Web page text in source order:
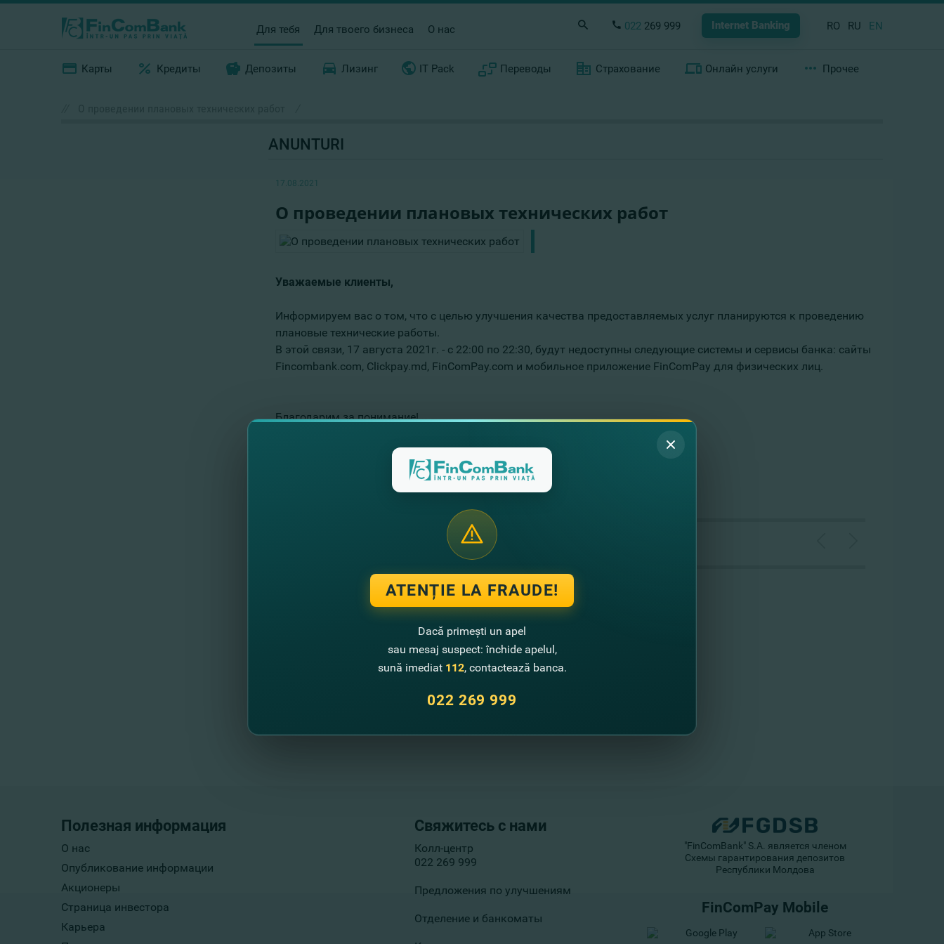
Для тебя Для твоего бизнеса О нас 022 269 999 Internet Banking RO RU EN
Карты Кредиты Депозиты Лизинг IT Pack Переводы Страхование Онлайн услуги Прочее
ANUNTURI
17.08.2021
О проведении плановых технических работ
Уважаемые клиенты,
Информируем вас о том, что с целью улучшения качества предоставляемых услуг планируются к проведению
плановые технические работы.
В этой связи, 17 августа 2021г. - с 22:00 по 22:30, будут недоступны следующие системы и сервисы банка: cайты
Fincombank.com, Clickpay.md, FinComPay.com и мобильное приложение FinComPay для физических лиц.
Благодарим за понимание!
Полезная информация
О нас
Опубликование информации
Акционеры
Страница инвестора
Карьера
Свяжитесь с нами
Колл-центр
022 269 999
Предложения по улучшениям
Отделение и банкоматы
"FinComBank" S.A. является членом
Схемы гарантирования депозитов
Республики Молдова
FinComPay Mobile
ATENȚIE LA FRAUDE!
Dacă primești un apel
sau mesaj suspect: închide apelul,
sună imediat 112, contactează banca.
022 269 999